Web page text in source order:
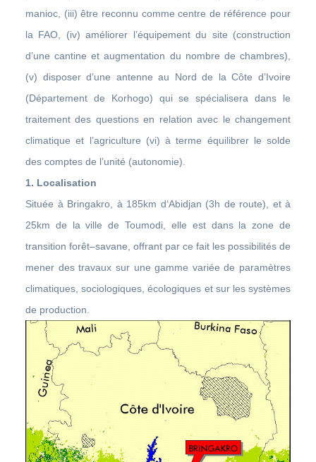
manioc, (iii) être reconnu comme centre de référence pour
la FAO, (iv) améliorer l’équipement du site (construction
d’une cantine et augmentation du nombre de chambres),
(v) disposer d’une antenne au Nord de la Côte d’Ivoire
(Département de Korhogo) qui se spécialisera dans le
traitement des questions en relation avec le changement
climatique et l’agriculture (vi) à terme équilibrer le solde
des comptes de l’unité (autonomie).
1. Localisation
Située à Bringakro, à 185km d‘Abidjan (3h de route), et à
25km de la ville de Toumodi, elle est dans la zone de
transition forêt–savane, offrant par ce fait les possibilités de
mener des travaux sur une gamme variée de paramètres
climatiques, sociologiques, écologiques et sur les systèmes
de production.